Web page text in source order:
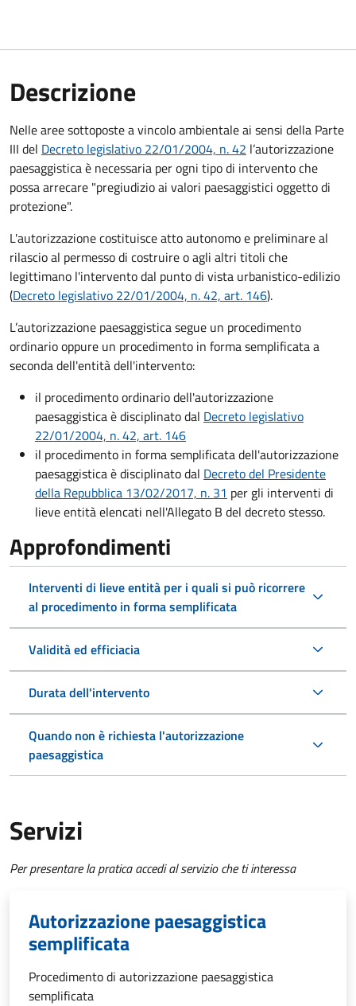
Descrizione
Nelle aree sottoposte a vincolo ambientale ai sensi della Parte
III del Decreto legislativo 22/01/2004, n. 42 l’autorizzazione
paesaggistica è necessaria per ogni tipo di intervento che
possa arrecare "pregiudizio ai valori paesaggistici oggetto di
protezione".
L'autorizzazione costituisce atto autonomo e preliminare al
rilascio al permesso di costruire o agli altri titoli che
legittimano l'intervento dal punto di vista urbanistico-edilizio
(Decreto legislativo 22/01/2004, n. 42, art. 146).
L’autorizzazione paesaggistica segue un procedimento
ordinario oppure un procedimento in forma semplificata a
seconda dell'entità dell'intervento:
il procedimento ordinario dell'autorizzazione
paesaggistica è disciplinato dal Decreto legislativo
22/01/2004, n. 42, art. 146
il procedimento in forma semplificata dell'autorizzazione
paesaggistica è disciplinato dal Decreto del Presidente
della Repubblica 13/02/2017, n. 31 per gli interventi di
lieve entità elencati nell'Allegato B del decreto stesso.
Approfondimenti
Interventi di lieve entità per i quali si può ricorrere
al procedimento in forma semplificata
Validità ed efficiacia
Durata dell'intervento
Quando non è richiesta l'autorizzazione
paesaggistica
Servizi
Per presentare la pratica accedi al servizio che ti interessa
Autorizzazione paesaggistica
semplificata
Procedimento di autorizzazione paesaggistica
semplificata